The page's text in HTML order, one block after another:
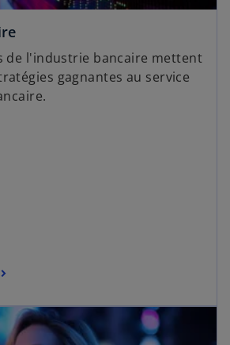
de l'industrie bancaire mettent
gagnantes au service